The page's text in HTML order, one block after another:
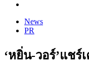
News
PR
‘หยิ่น-วอร์’แช